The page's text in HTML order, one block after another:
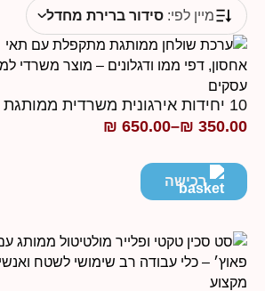
מיין לפי: סידור ברירת מחדל
10 יחידות אירגונית משרדית ממותגת
₪ 350.00
–
₪ 650.00
טווח
מחירים:
עד
רכישה